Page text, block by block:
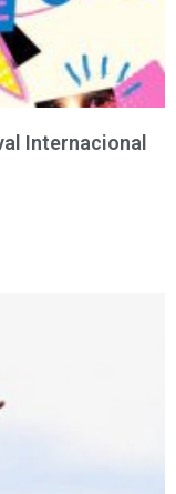
Internacional